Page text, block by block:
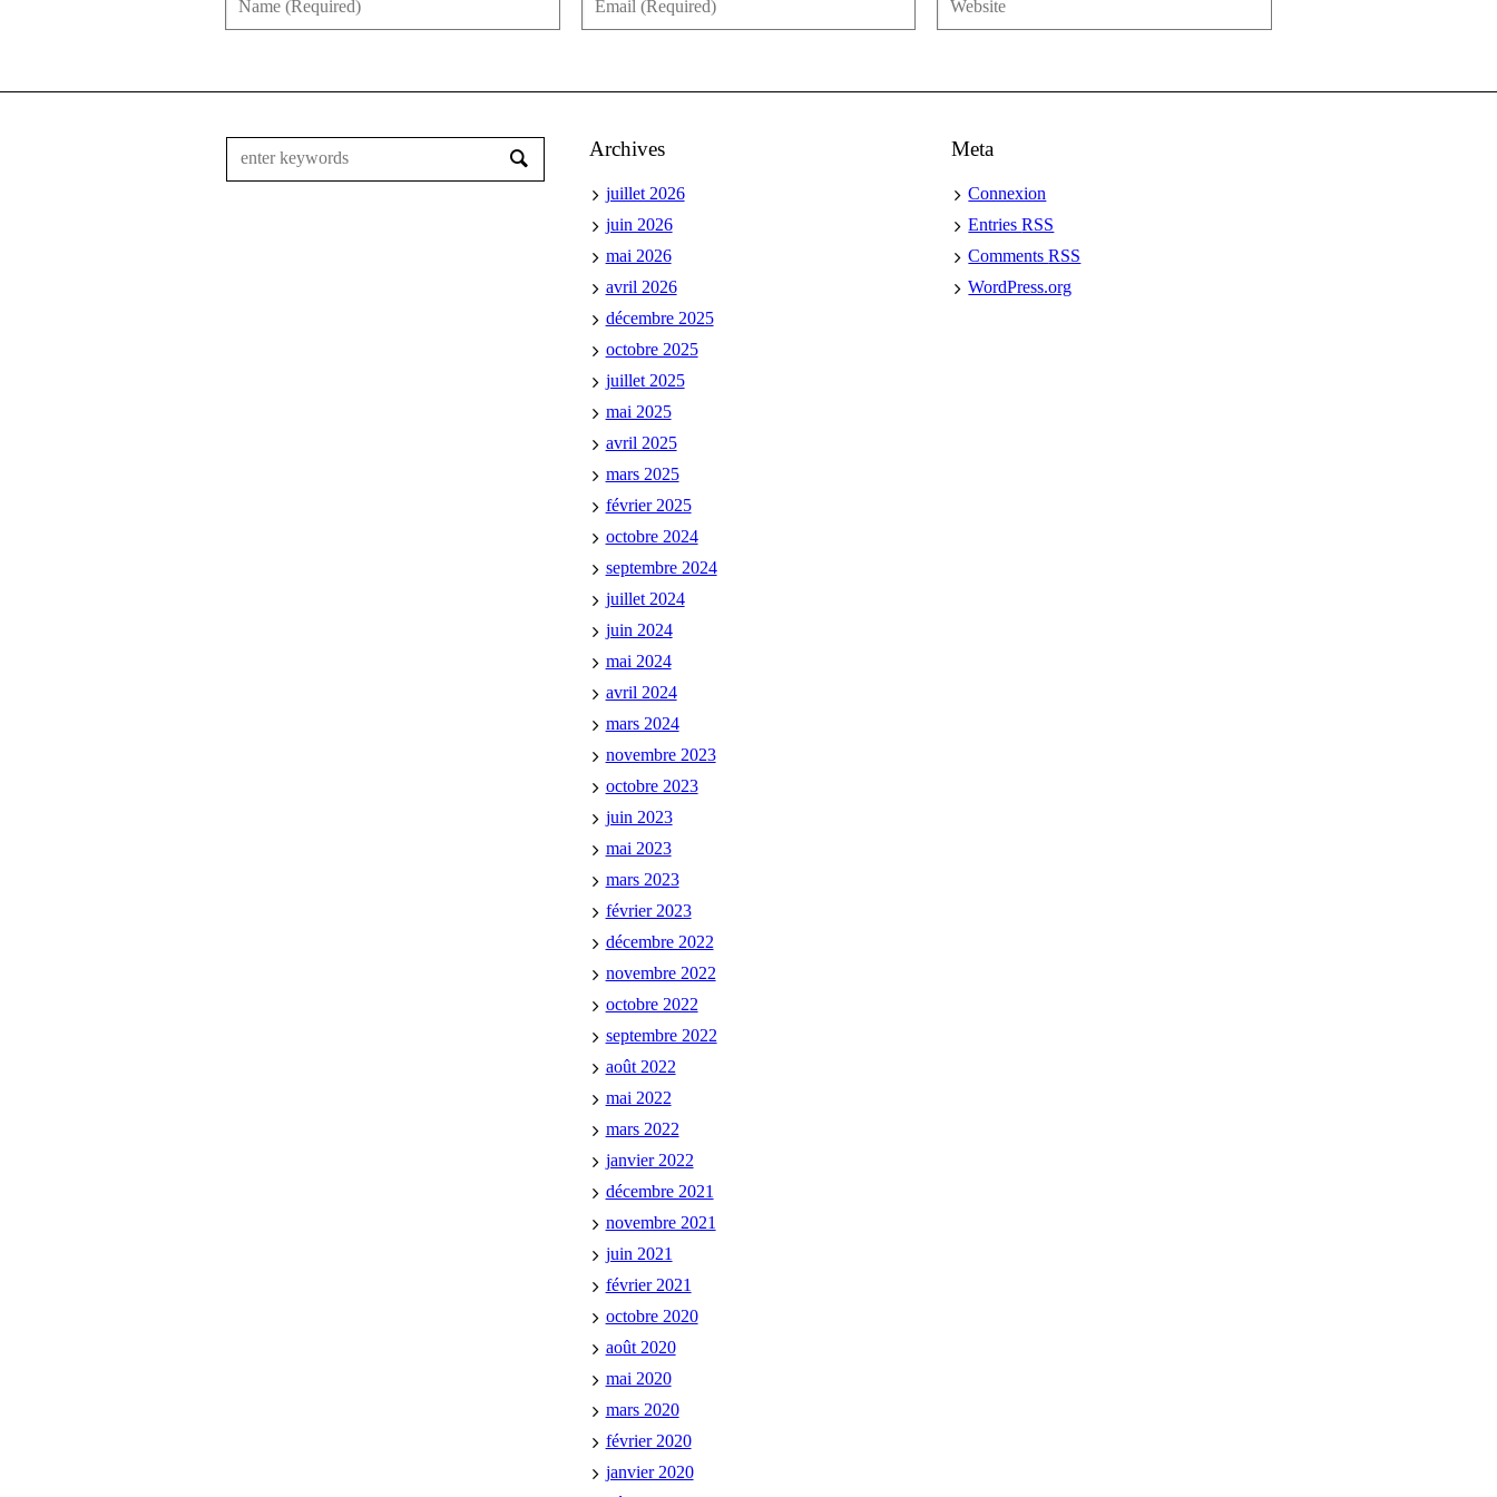
Archives
juillet 2026
juin 2026
mai 2026
avril 2026
décembre 2025
octobre 2025
juillet 2025
mai 2025
avril 2025
mars 2025
février 2025
octobre 2024
septembre 2024
juillet 2024
juin 2024
mai 2024
avril 2024
mars 2024
novembre 2023
octobre 2023
juin 2023
mai 2023
mars 2023
février 2023
décembre 2022
novembre 2022
octobre 2022
septembre 2022
août 2022
mai 2022
mars 2022
janvier 2022
décembre 2021
novembre 2021
juin 2021
février 2021
octobre 2020
août 2020
mai 2020
mars 2020
février 2020
janvier 2020
Meta
Connexion
EntriesRSS
CommentsRSS
WordPress.org